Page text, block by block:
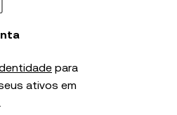
para
ativos em